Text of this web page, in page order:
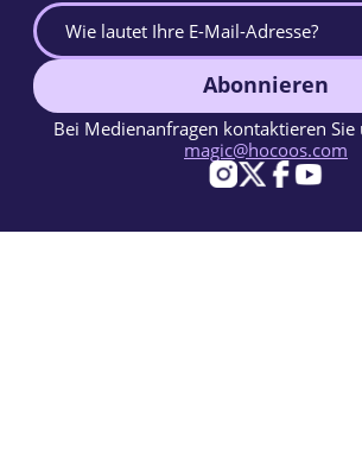
Abonnieren
Bei Medienanfragen kontaktieren
magic@hocoos.com